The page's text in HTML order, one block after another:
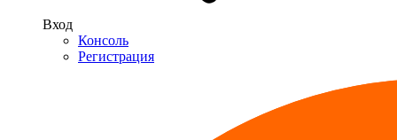
Вход
Консоль
Регистрация